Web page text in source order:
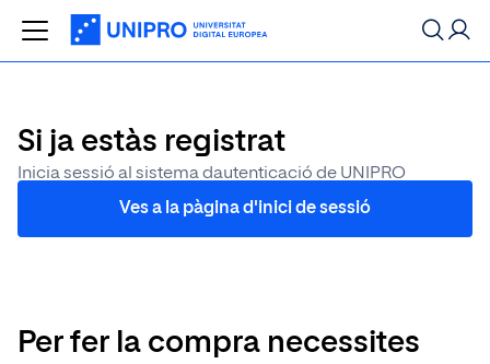
Cerca
Especialitzacions més populars
Per fer la compra necessites
Ja està donat d'alta
plataforma!
Error intern
Si ja estàs registrat
Inicia sessió al sistema dautenticació de UNIPRO
Ves a la pàgina d'inici de sessió